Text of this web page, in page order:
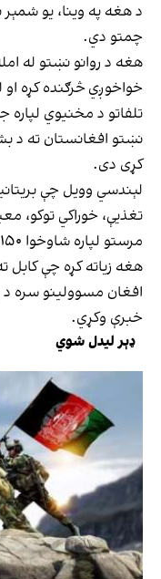
د هغه په وینا، یو شمېر
چمتو دي.
هغه د روانو نښتو له
خواخوږي څرګنده کړه
تلفاتو د مخنیوي لپاره
نښتو افغانستان ته د
کړی دی.
لېندسي وویل چې
تغذیې، خوراکي توکو،
مرستو لپاره شاوخوا ۱۵۰ میلیون پونډه ځانګړي کړي دي.
هغه زیاته کړه چې
افغان مسوولینو سره د
خبرې وکړي.
ډېر لیدل شوي